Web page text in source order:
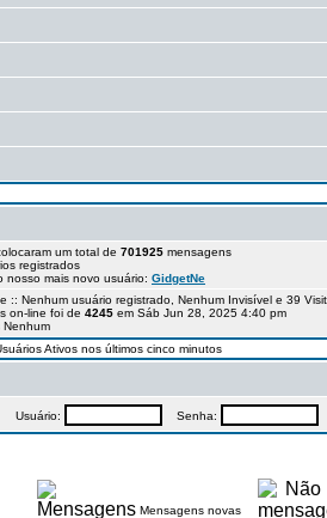
um total de 701925 mensagens
registrados
nosso mais novo usuário: GidgetNe
:: Nenhum usuário registrado, Nenhum Invisível e 39
on-line foi de 4245 em Sáb Jun 28, 2025 4:40 pm
Nenhum
Ativos nos últimos cinco minutos
Usuário: Senha:
Mensagens novas